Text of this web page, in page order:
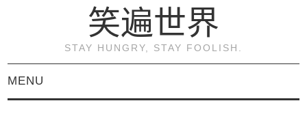
笑遍世界
STAY HUNGRY, STAY FOOLISH.
MENU